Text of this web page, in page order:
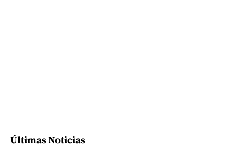
Últimas Noticias